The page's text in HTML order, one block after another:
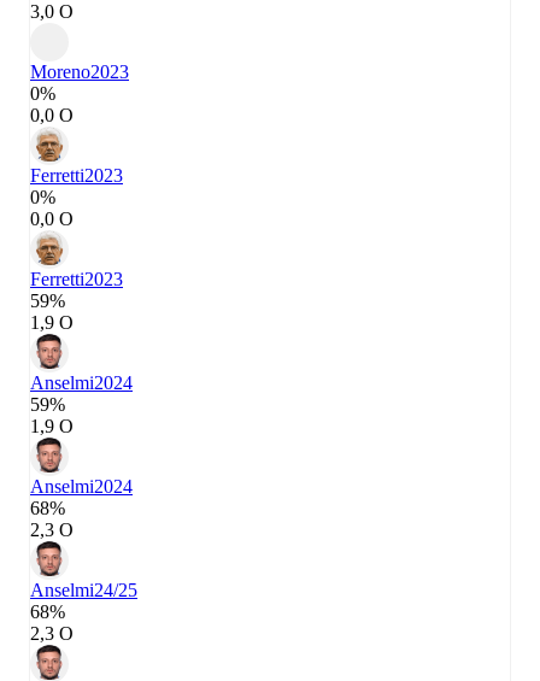
3,0 О
Moreno2023
0%
0,0 О
Ferretti2023
0%
0,0 О
Ferretti2023
59%
1,9 О
Anselmi2024
59%
1,9 О
Anselmi2024
68%
2,3 О
Anselmi24/25
68%
2,3 О